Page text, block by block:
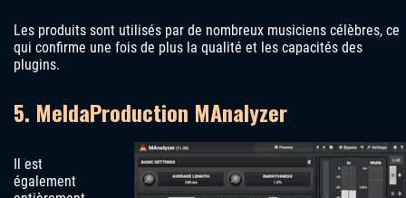
Les produits sont utilisés par de nombreux musiciens célèbres, ce
qui confirme une fois de plus la qualité et les capacités des
plugins.
5. MeldaProduction MAnalyzer
Il est
également